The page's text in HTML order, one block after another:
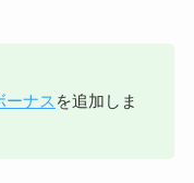
ーナス を追加しま